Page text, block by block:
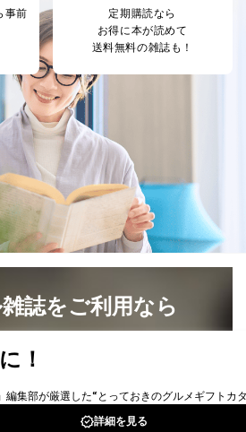
、出版物発売元、卸売会社、販売
給者、梱包会社、配送会社、新聞
梱包・配送・配達会社
の「開示」「訂正」等の請求につ
開示対象個人情報について利用目的
場合には、遅滞なくこれに応じま
～④のいずれかに該当する場合は、
うことはできません。そのとき
その旨を通知するとともに、理由を
ます。
知し、又は公表することによって
、身体、財産その他の権利利益を
合
正当な利益を害するおそれがある
する必要がある場合であって、利
、又は公表することによって当該
ぼすおそれがあるとき
利用目的が明らかな場合
事前
定期購読なら
お得に本が読めて
送料無料の雑誌も！
誌をご利用なら
無料で読み放題！